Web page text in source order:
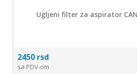
Ugljeni filter za aspirator
2450 rsd
sa PDV-om